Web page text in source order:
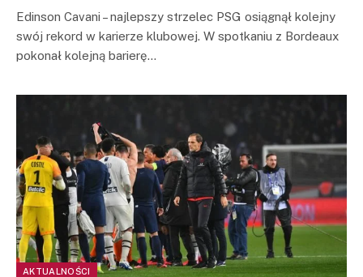
Edinson Cavani – najlepszy strzelec PSG osiągnął kolejny
swój rekord w karierze klubowej. W spotkaniu z Bordeaux
pokonał kolejną barierę…
AKTUALNOŚCI